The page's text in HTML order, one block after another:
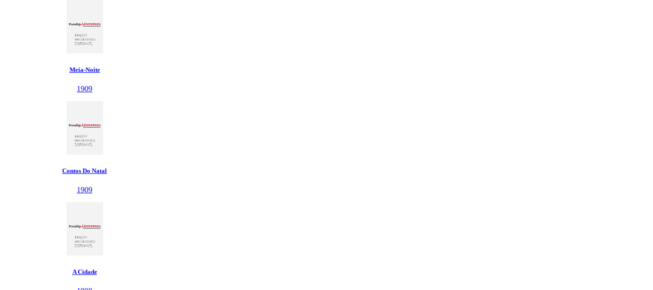
Meia-Noite
1909
Contos Do Natal
1909
A Cidade